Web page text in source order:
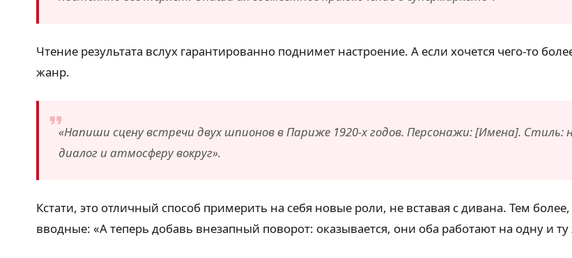
Чтение результата вслух гарантированно поднимет настроение. А если хочется чего-то
жанр.
«Напиши сцену встречи двух шпионов в Париже 1920-х годов. Персонажи: [Имена].
диалог и атмосферу вокруг».
Кстати, это отличный способ примерить на себя новые роли, не вставая с дивана. Тем
вводные: «А теперь добавь внезапный поворот: оказывается, они оба работают на одну и